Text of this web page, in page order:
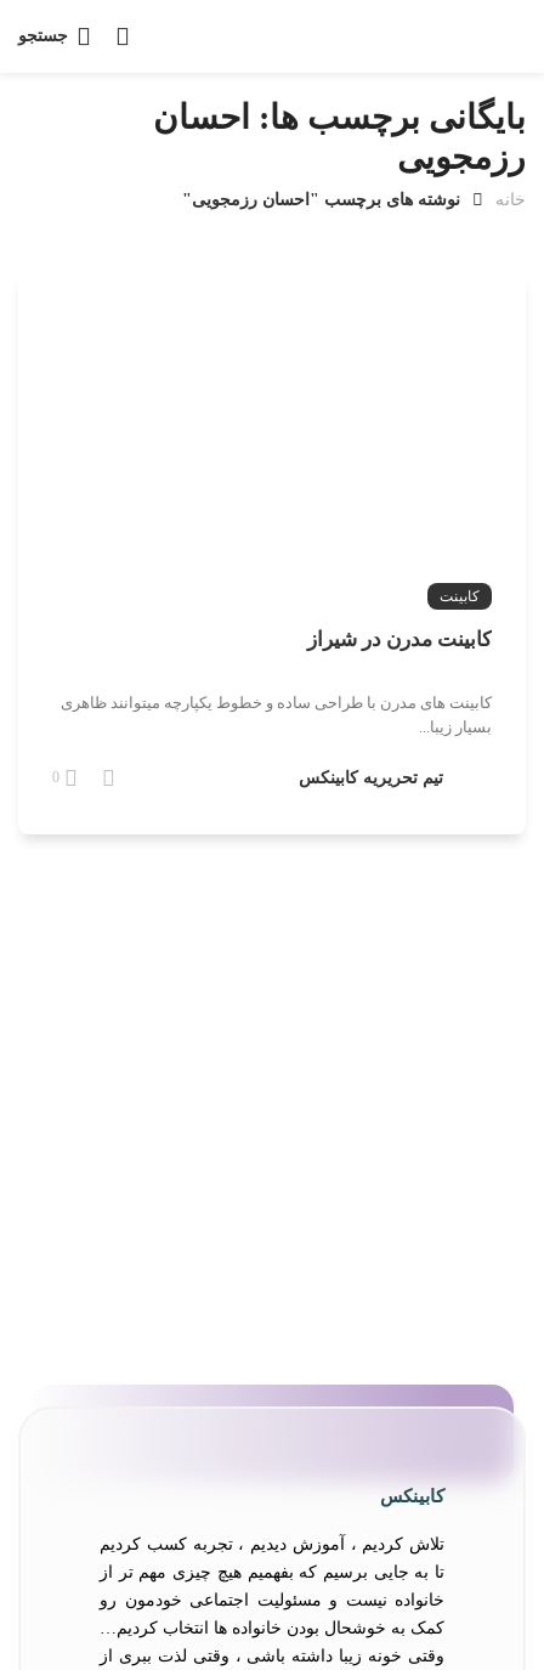
جستجو
بایگانی برچسب ها: احسان
رزمجویی
خانه نوشته های برچسب "احسان رزمجویی"
کابینت
کابینت مدرن در شیراز
کابینت های مدرن با طراحی ساده و خطوط یکپارچه میتوانند ظاهری
بسیار زیبا...
تیم تحریریه کابینکس 0
کابینکس
تلاش کردیم ، آموزش دیدیم ، تجربه کسب کردیم
تا به جایی برسیم که بفهمیم هیچ چیزی مهم تر از
خانواده نیست و مسئولیت اجتماعی خودمون رو
کمک به خوشحال بودن خانواده ها انتخاب کردیم…
وقتی خونه زیبا داشته باشی ، وقتی لذت ببری از